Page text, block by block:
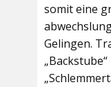
somit eine
Gelingen.